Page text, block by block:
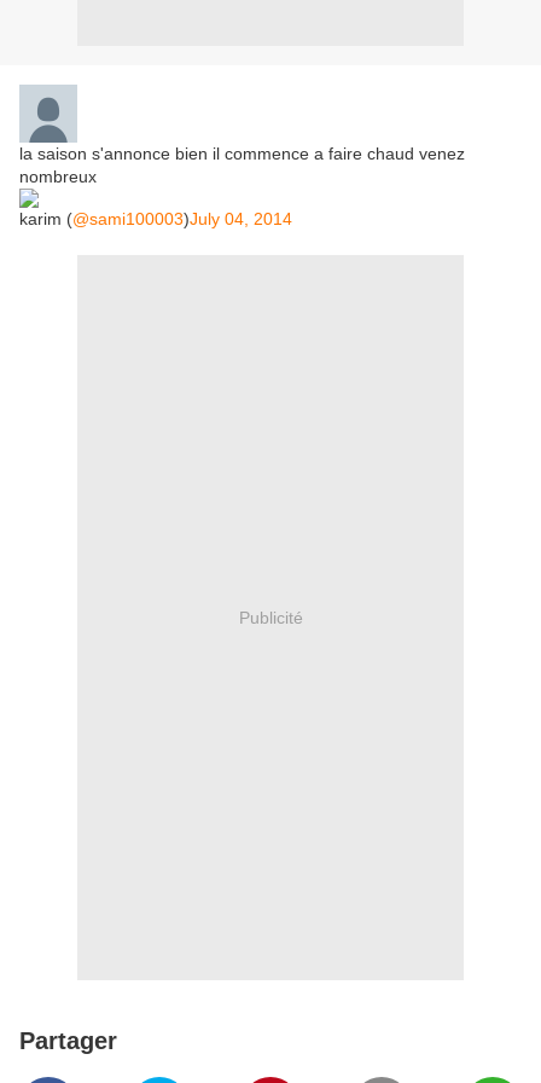
la saison s'annonce bien il commence a faire chaud venez
nombreux
karim (@sami100003)July 04, 2014
Publicité
Partager